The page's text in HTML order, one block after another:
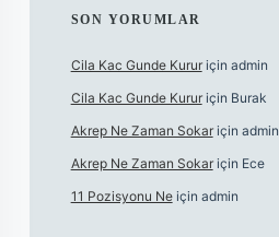
SON YORUMLAR
Cila Kac Gunde Kururiçin admin
Cila Kac Gunde Kururiçin Burak
Akrep Ne Zaman Sokariçin admin
Akrep Ne Zaman Sokariçin Ece
11 Pozisyonu Neiçin admin